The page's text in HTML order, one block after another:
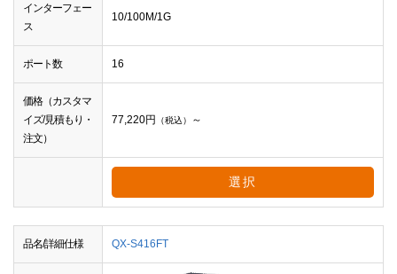
インターフェー
ス
10/100M/1G
ポート数 16
価格（カスタマ
イズ/見積もり・
注文）
77,220円 （税込） ～
選択
品名/詳細仕様 QX-S416FT